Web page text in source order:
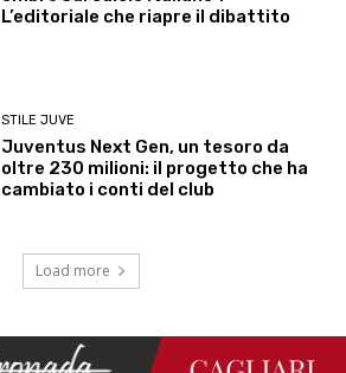
L’editoriale che riapre il dibattito
STILE JUVE
Juventus Next Gen, un tesoro da
oltre 230 milioni: il progetto che ha
cambiato i conti del club
Load more